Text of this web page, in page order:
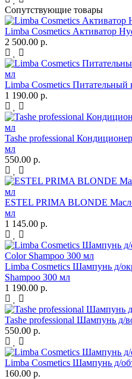
Сопутствующие товары
Limba Cosmetics Активатор
2 500.00 р.
Limba Cosmetics
1 190.00 р.
Tashe professional
мл
550.00 р.
ESTEL PRIMA BLONDE
мл
1 145.00 р.
Limba Cosmetics Шампунь д/
Shampoo 300 мл
1 190.00 р.
Tashe professional Шампунь д/
550.00 р.
Limba Cosmetics Шампунь д/
160.00 р.